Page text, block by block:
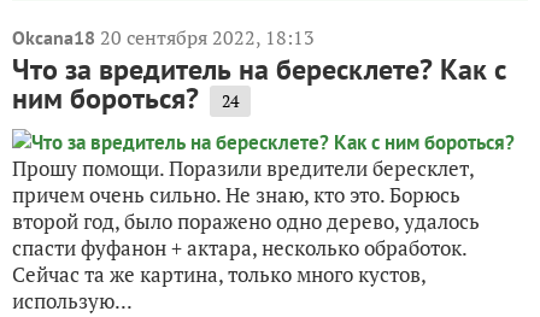
Okcana18 20 сентября 2022, 18:13
Что за вредитель на бересклете? Как с
ним бороться? 24
Прошу помощи. Поразили вредители бересклет,
причем очень сильно. Не знаю, кто это. Борюсь
второй год, было поражено одно дерево, удалось
спасти фуфанон + актара, несколько обработок.
Сейчас та же картина, только много кустов,
использую...